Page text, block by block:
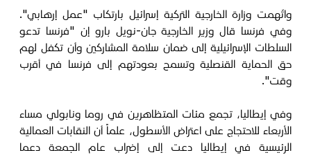
واتّهمت وزارة الخارجية التركية إسرائيل بارتكاب "عمل إرهابي".
وفي فرنسا قال وزير الخارجية جان-نويل بارو إن "فرنسا تدعو
السلطات الإسرائيلية إلى ضمان سلامة المشاركين وأن تكفل لهم
حق الحماية القنصلية وتسمح بعودتهم إلى فرنسا في أقرب
وقت".
وفي إيطاليا، تجمع مئات المتظاهرين في روما ونابولي مساء
الأربعاء للاحتجاج على اعتراض الأسطول، علماً أن النقابات العمالية
الرئيسية في إيطاليا دعت إلى إضراب عام الجمعة دعما